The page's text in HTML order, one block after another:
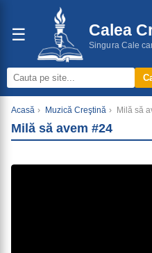
☰ Calea
Singura Cale
Acasă › Muzică Creştină › Milă să
Milă să avem #24